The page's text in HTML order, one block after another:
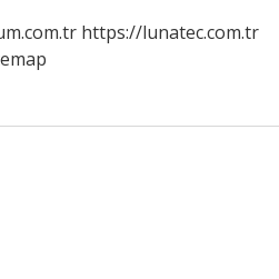
https://lunatec.com.tr